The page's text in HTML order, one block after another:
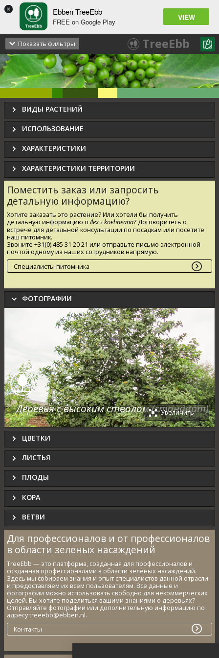
× Ebben TreeEbb
FREE on Google Play VIEW
Ilexxkoehneana
Падуб Коэна
ВИДЫ РАСТЕНИЙ
ИСПОЛЬЗОВАНИЕ
ХАРАКТЕРИСТИКИ
ХАРАКТЕРИСТИКИ ТЕРРИТОРИИ
Поместить заказ или запросить
детальную информацию?
Хотите заказать это растение? Или хотели бы получить
детальную информацию оIlexx koehneana? Договоритесь о
встрече для детальной консультации по посадкам или посетите
наш питомник.
Звоните +31(0) 485 31 20 21 или отправьте письмо электронной
почтой одному из наших сотрудников напрямую.
Специалисты питомника
ФОТОГРАФИИ
Увеличить
Деревья с высоким стволом (стандарт)
ЦВЕТКИ
ЛИСТЬЯ
ПЛОДЫ
КОРА
ВЕТВИ
Для профессионалов и от профессионалов
в области зеленых насаждений
TreeEbb — это платформа, созданная для профессионалов и
созданная профессионалами в области зеленых насаждений.
Здесь мы собираем знания и опыт специалистов данной отрасли
и предоставляем их всем пользователям. Все данные и
фотографии можно использовать свободно для некоммерческих
целей. Вы хотите поделиться вашими знаниями о деревьях?
Отправляйте фотографии или дополнительную информацию по
адресу treeebb@ebben.nl.
Контакты
Показать фильтры TreeEbb